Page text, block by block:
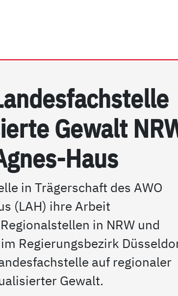
Ge­walt
Haus
in Trägerschaft des AWO
(LAH) ihre Arbeit
in NRW und
Regierungsbezirk
auf regionaler
Gewalt.